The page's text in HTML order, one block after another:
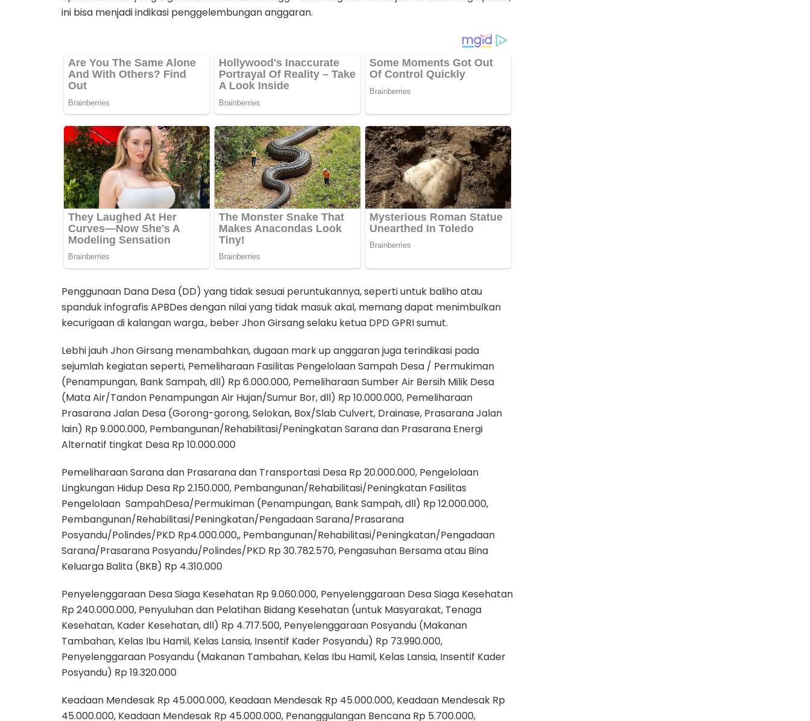
ini bisa menjadi indikasi penggelembungan anggaran.
Penggunaan Dana Desa (DD) yang tidak sesuai peruntukannya, seperti untuk baliho atau
spanduk infografis APBDes dengan nilai yang tidak masuk akal, memang dapat menimbulkan
kecurigaan di kalangan warga., beber Jhon Girsang selaku ketua DPD GPRI sumut.
Lebhi jauh Jhon Girsang menambahkan, dugaan mark up anggaran juga terindikasi pada
sejumlah kegiatan seperti, Pemeliharaan Fasilitas Pengelolaan Sampah Desa / Permukiman
(Penampungan, Bank Sampah, dll) Rp 6.000.000, Pemeliharaan Sumber Air Bersih Milik Desa
(Mata Air/Tandon Penampungan Air Hujan/Sumur Bor, dll) Rp 10.000.000, Pemeliharaan
Prasarana Jalan Desa (Gorong-gorong, Selokan, Box/Slab Culvert, Drainase, Prasarana Jalan
lain) Rp 9.000.000, Pembangunan/Rehabilitasi/Peningkatan Sarana dan Prasarana Energi
Alternatif tingkat Desa Rp 10.000.000
Pemeliharaan Sarana dan Prasarana dan Transportasi Desa Rp 20.000.000, Pengelolaan
Lingkungan Hidup Desa Rp 2.150.000, Pembangunan/Rehabilitasi/Peningkatan Fasilitas
Pengelolaan SampahDesa/Permukiman (Penampungan, Bank Sampah, dll) Rp 12.000.000,
Pembangunan/Rehabilitasi/Peningkatan/Pengadaan Sarana/Prasarana
Posyandu/Polindes/PKD Rp4.000.000,, Pembangunan/Rehabilitasi/Peningkatan/Pengadaan
Sarana/Prasarana Posyandu/Polindes/PKD Rp 30.782.570, Pengasuhan Bersama atau Bina
Keluarga Balita (BKB) Rp 4.310.000
Penyelenggaraan Desa Siaga Kesehatan Rp 9.060.000, Penyelenggaraan Desa Siaga Kesehatan
Rp 240.000.000, Penyuluhan dan Pelatihan Bidang Kesehatan (untuk Masyarakat, Tenaga
Kesehatan, Kader Kesehatan, dll) Rp 4.717.500, Penyelenggaraan Posyandu (Makanan
Tambahan, Kelas Ibu Hamil, Kelas Lansia, Insentif Kader Posyandu) Rp 73.990.000,
Penyelenggaraan Posyandu (Makanan Tambahan, Kelas Ibu Hamil, Kelas Lansia, Insentif Kader
Posyandu) Rp 19.320.000
Keadaan Mendesak Rp 45.000.000, Keadaan Mendesak Rp 45.000.000, Keadaan Mendesak Rp
45.000.000, Keadaan Mendesak Rp 45.000.000, Penanggulangan Bencana Rp 5.700.000,